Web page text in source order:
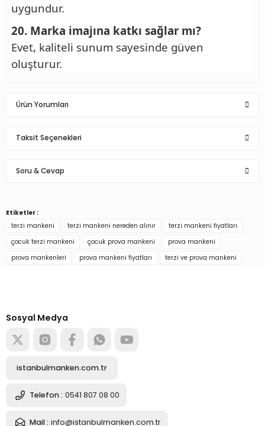
uygundur.
20. Marka imajına katkı sağlar mı?
Evet, kaliteli sunum sayesinde güven
oluşturur.
Ürün Yorumları
Taksit Seçenekleri
Soru & Cevap
Etiketler :
terzi mankeni
terzi mankeni nereden alınır
terzi mankeni fiyatları
çocuk terzi mankeni
çocuk prova mankeni
prova mankeni
prova mankenleri
prova mankeni fiyatları terzi ve prova mankeni
Sosyal Medya
istanbulmanken.com.tr
Telefon : 0541 807 08 00
Mail : info@istanbulmanken.com.tr